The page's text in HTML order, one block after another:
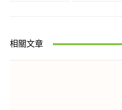
相關文章